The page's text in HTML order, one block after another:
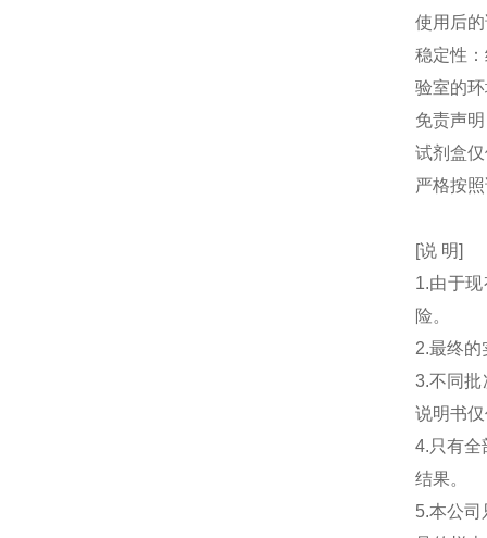
使用后
稳定性
验室的
免责声明
试剂盒
严格按
[说 明]
1.由于
险。
2.最终
3.不同
说明书
4.只有全
结果。
5.本公